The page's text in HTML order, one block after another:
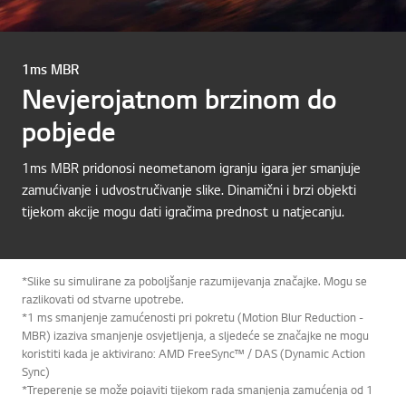
1ms MBR
Nevjerojatnom brzinom do
pobjede
1ms MBR pridonosi neometanom igranju igara jer smanjuje
zamućivanje i udvostručivanje slike. Dinamični i brzi objekti
tijekom akcije mogu dati igračima prednost u natjecanju.
*Slike su simulirane za poboljšanje razumijevanja značajke. Mogu se
razlikovati od stvarne upotrebe.
*1 ms smanjenje zamućenosti pri pokretu (Motion Blur Reduction -
MBR) izaziva smanjenje osvjetljenja, a sljedeće se značajke ne mogu
koristiti kada je aktivirano: AMD FreeSync™ / DAS (Dynamic Action
Sync)
*Treperenje se može pojaviti tijekom rada smanjenja zamućenja od 1